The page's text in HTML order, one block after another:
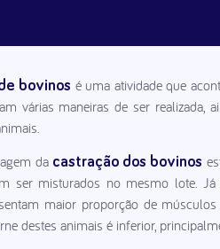
bovinos é uma atividade que
várias maneiras de ser realizada,
da castração dos bovinos
ser misturados no mesmo lote.
maior proporção de
destes animais é inferior,